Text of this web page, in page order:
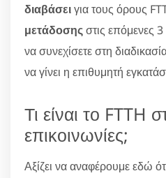
διαβάσειγια τους όρους
μετάδοσηςστις επόμενες
να συνεχίσετε στη
να γίνει η επιθυμητή
Τι είναι το FTTH
επικοινωνίες;
Αξίζει να αναφέρουμε εδώ